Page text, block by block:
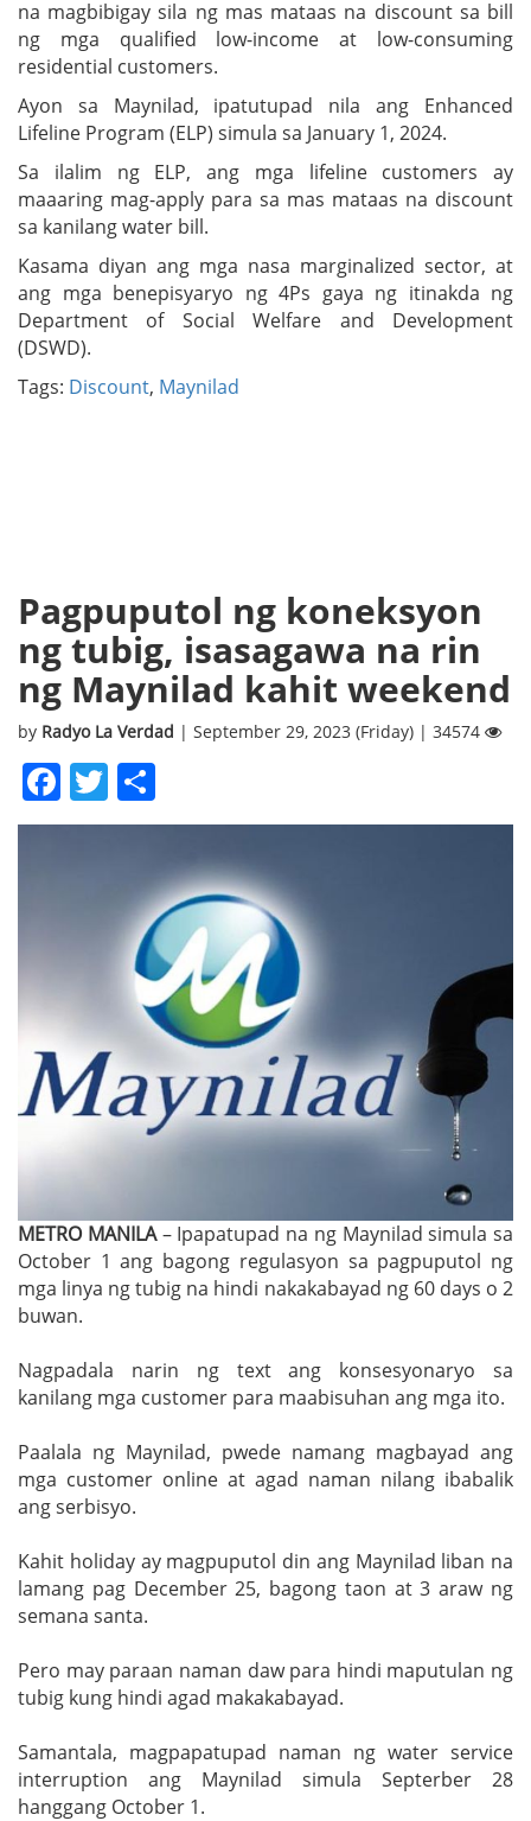
na magbibigay sila ng mas mataas na discount sa bill
ng mga qualified low-income at low-consuming
residential customers.
Ayon sa Maynilad, ipatutupad nila ang Enhanced
Lifeline Program (ELP) simula sa January 1, 2024.
Sa ilalim ng ELP, ang mga lifeline customers ay
maaaring mag-apply para sa mas mataas na discount
sa kanilang water bill.
Kasama diyan ang mga nasa marginalized sector, at
ang mga benepisyaryo ng 4Ps gaya ng itinakda ng
Department of Social Welfare and Development
(DSWD).
Tags: Discount, Maynilad
Pagpuputol ng koneksyon
ng tubig, isasagawa na rin
ng Maynilad kahit weekend
by Radyo La Verdad | September 29, 2023 (Friday) | 34574
Facebook
Twitter
METRO MANILA– Ipapatupad na ng Maynilad simula sa
October 1 ang bagong regulasyon sa pagpuputol ng
mga linya ng tubig na hindi nakakabayad ng 60 days o 2
buwan.
Nagpadala narin ng text ang konsesyonaryo sa
kanilang mga customer para maabisuhan ang mga ito.
Paalala ng Maynilad, pwede namang magbayad ang
mga customer online at agad naman nilang ibabalik
ang serbisyo.
Kahit holiday ay magpuputol din ang Maynilad liban na
lamang pag December 25, bagong taon at 3 araw ng
semana santa.
Pero may paraan naman daw para hindi maputulan ng
tubig kung hindi agad makakabayad.
Samantala, magpapatupad naman ng water service
interruption ang Maynilad simula Septerber 28
hanggang October 1.